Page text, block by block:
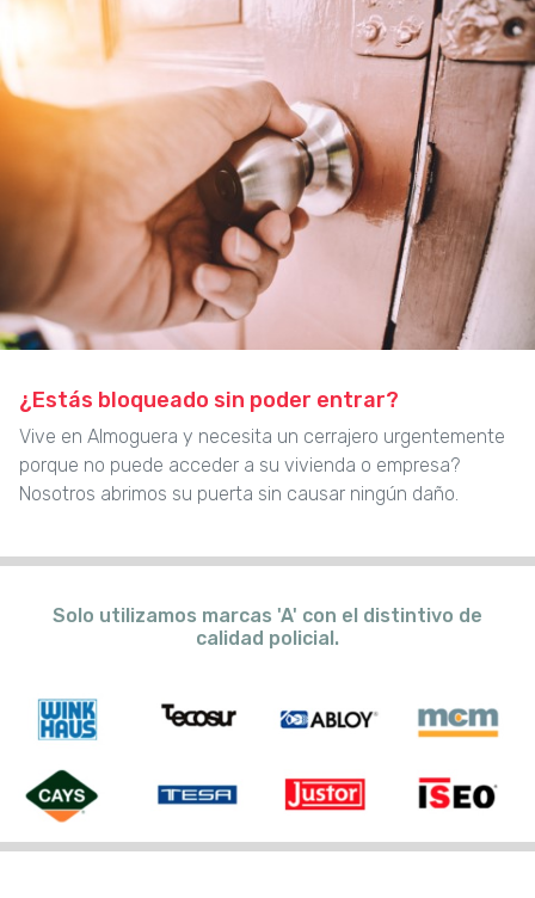
¿Estás bloqueado sin poder entrar?
Vive en Almoguera y necesita un cerrajero urgentemente
porque no puede acceder a su vivienda o empresa?
Nosotros abrimos su puerta sin causar ningún daño.
Solo utilizamos marcas 'A' con el distintivo de
calidad policial.